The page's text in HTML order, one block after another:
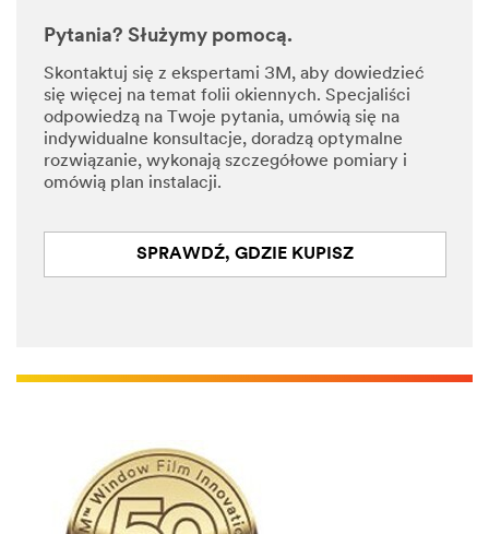
Pytania? Służymy pomocą.
Skontaktuj się z ekspertami 3M, aby dowiedzieć
się więcej na temat folii okiennych. Specjaliści
odpowiedzą na Twoje pytania, umówią się na
indywidualne konsultacje, doradzą optymalne
rozwiązanie, wykonają szczegółowe pomiary i
omówią plan instalacji.
SPRAWDŹ, GDZIE KUPISZ